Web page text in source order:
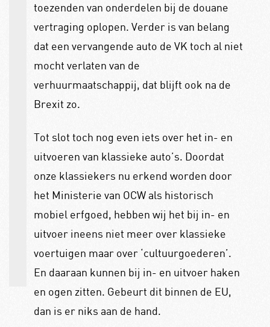
toezenden van onderdelen bij de douane
vertraging oplopen. Verder is van belang
dat een vervangende auto de VK toch al niet
mocht verlaten van de
verhuurmaatschappij, dat blijft ook na de
Brexit zo.
Tot slot toch nog even iets over het in- en
uitvoeren van klassieke auto’s. Doordat
onze klassiekers nu erkend worden door
het Ministerie van OCW als historisch
mobiel erfgoed, hebben wij het bij in- en
uitvoer ineens niet meer over klassieke
voertuigen maar over ‘cultuurgoederen’.
En daaraan kunnen bij in- en uitvoer haken
en ogen zitten. Gebeurt dit binnen de EU,
dan is er niks aan de hand.